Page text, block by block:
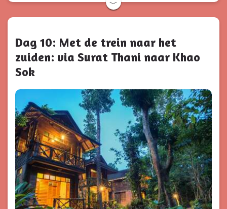
﹀
Dag 10: Met de trein naar het
zuiden: via Surat Thani naar Khao
Sok